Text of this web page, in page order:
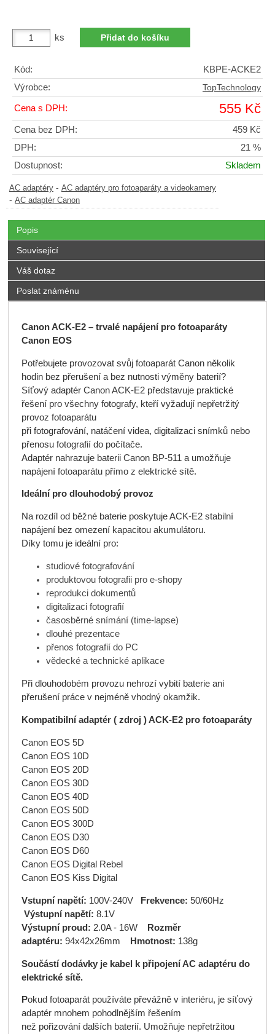
ks
Kód:
KBPE-ACKE2
Výrobce:
TopTechnology
Cena s DPH: 555 Kč
Cena bez DPH:
459 Kč
DPH:
21 %
Dostupnost:
Skladem
AC adaptéry - AC adaptéry pro fotoaparáty a videokamery
- AC adaptér Canon
Popis
Související
Váš dotaz
Poslat známénu
Canon ACK-E2 – trvalé napájení pro fotoaparáty
Canon EOS
Potřebujete provozovat svůj fotoaparát Canon několik
hodin bez přerušení a bez nutnosti výměny baterií?
Síťový adaptér Canon ACK-E2 představuje praktické
řešení pro všechny fotografy, kteří vyžadují nepřetržitý
provoz fotoaparátu
při fotografování, natáčení videa, digitalizaci snímků nebo
přenosu fotografií do počítače.
Adaptér nahrazuje baterii Canon BP-511 a umožňuje
napájení fotoaparátu přímo z elektrické sítě.
Ideální pro dlouhodobý provoz
Na rozdíl od běžné baterie poskytuje ACK-E2 stabilní
napájení bez omezení kapacitou akumulátoru.
Díky tomu je ideální pro:
studiové fotografování
produktovou fotografii pro e-shopy
reprodukci dokumentů
digitalizaci fotografií
časosběrné snímání (time-lapse)
dlouhé prezentace
přenos fotografií do PC
vědecké a technické aplikace
Při dlouhodobém provozu nehrozí vybití baterie ani
přerušení práce v nejméně vhodný okamžik.
Kompatibilní adaptér ( zdroj ) ACK-E2 pro fotoaparáty
Canon EOS 5D
Canon EOS 10D
Canon EOS 20D
Canon EOS 30D
Canon EOS 40D
Canon EOS 50D
Canon EOS 300D
Canon EOS D30
Canon EOS D60
Canon EOS Digital Rebel
Canon EOS Kiss Digital
Vstupní napětí: 100V-240V Frekvence: 50/60Hz
Výstupní napětí: 8.1V
Výstupní proud: 2.0A - 16W
Rozměr
adaptéru: 94x42x26mm Hmotnost: 138g
Součástí dodávky je kabel k připojení AC adaptéru do
elektrické sítě.
Pokud fotoaparát používáte převážně v interiéru, je síťový
adaptér mnohem pohodlnějším řešením
než pořizování dalších baterií. Umožňuje nepřetržitou